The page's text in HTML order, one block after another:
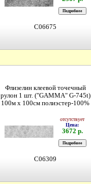
C06675
Флизелин клеевой точечный
рулон 1 шт. ("GAMMA" G-745t)
100м х 100см полиэстер-100%
отсутствует
Цена:
3672 р.
C06309